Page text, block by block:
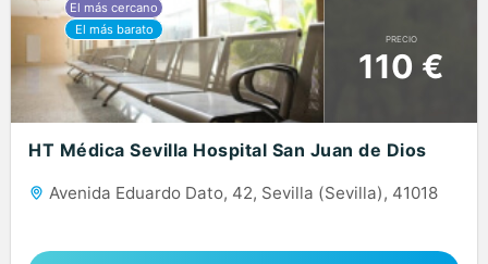
PRECIO
110 €
HT Médica Sevilla Hospital San Juan de Dios
Avenida Eduardo Dato, 42, Sevilla (Sevilla), 41018